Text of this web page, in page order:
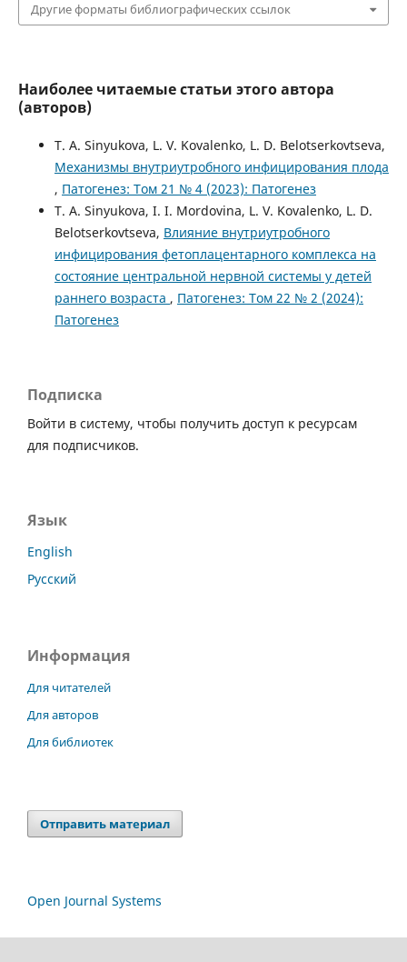
Другие форматы библиографических ссылок
Наиболее читаемые статьи этого автора
(авторов)
T. A. Sinyukova, L. V. Kovalenko, L. D. Belotserkovtseva,
Механизмы внутриутробного инфицирования плода
, Патогенез: Том 21 № 4 (2023): Патогенез
T. A. Sinyukova, I. I. Mordovina, L. V. Kovalenko, L. D.
Belotserkovtseva, Влияние внутриутробного
инфицирования фетоплацентарного комплекса на
состояние центральной нервной системы у детей
раннего возраста , Патогенез: Том 22 № 2 (2024):
Патогенез
Подписка
Войти в систему, чтобы получить доступ к ресурсам
для подписчиков.
Язык
English
Русский
Информация
Для читателей
Для авторов
Для библиотек
Отправить материал
Open Journal Systems